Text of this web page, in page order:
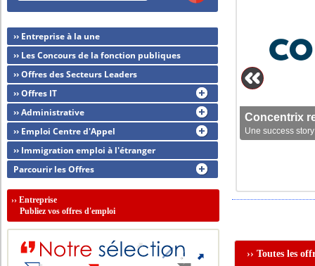
Concentrix
Une success
›› Toutes les
›› Entreprise à la une
›› Les Concours de la fonction publiques
›› Offres des Secteurs Leaders
›› Offres IT
›› Administrative
›› Emploi Centre d'Appel
›› Immigration emploi à l'étranger
Parcourir les Offres
››Entreprise
Publiez vos offres d'emploi